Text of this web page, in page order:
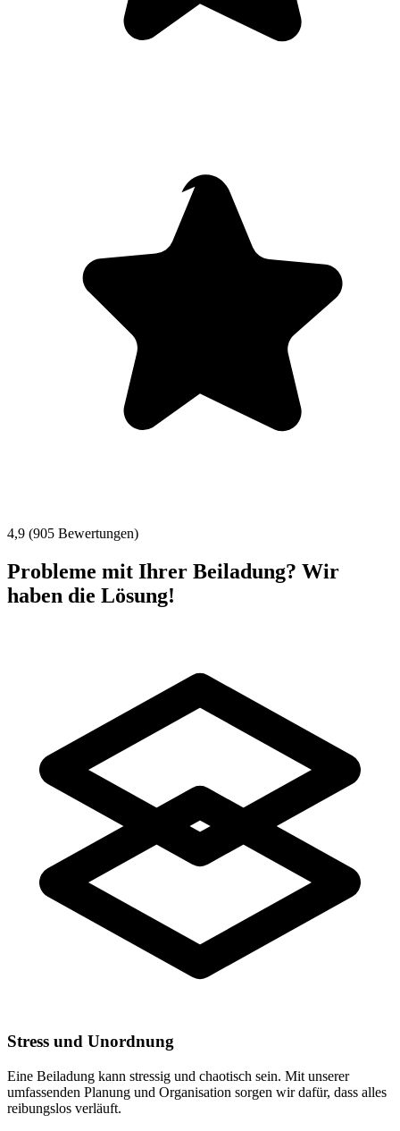
4,9 (905 Bewertungen)
Probleme mit Ihrer Beiladung? Wir
haben die Lösung!
Stress und Unordnung
Eine Beiladung kann stressig und chaotisch sein. Mit unserer
umfassenden Planung und Organisation sorgen wir dafür, dass alles
reibungslos verläuft.